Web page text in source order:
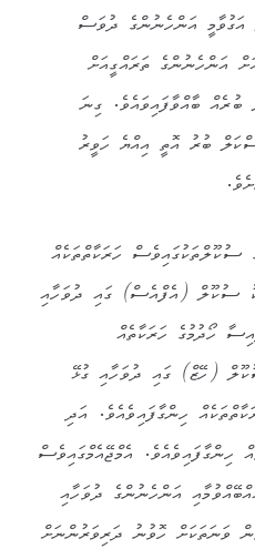
އަގުވާމީ އަންހެނުންގެ ދުވަސް
އަންހެނުންގެ ތަރައްގީއަށް
ބާއްވާފައިވައެވެ. ގިނަ
ބުރު އޮތީ އިއްޔެ ހަވީރު
ސުކޫލްތަކުގައިވެސް ހަރަކާތްތަކެއް
ސުކޫލް (އެފްއެސް) ގައި ދުވަހާއި
ހޯދުމުގެ ހަރަކާތެއް
(ހޭޒް) ގައި ދުވަހާއި ގުޅޭ
ހިންގާފައިވެއެވެ. އަދި
ހިންގާފައިވެއެވެ. އެމްޖޭއެމްގައިވެސް
އަންހެނުންގެ ދުވަހާއި
ވަނަތަކަށް ހޮވުނު ދަރިވަރުންނަށް